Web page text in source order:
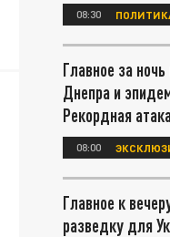
08:30
Главное за
Днепра и
Рекордная
08:00
Главное к
разведку для